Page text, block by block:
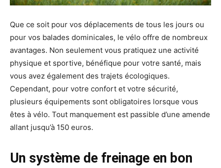
Que ce soit pour vos déplacements de tous les jours ou
pour vos balades dominicales, le vélo offre de nombreux
avantages. Non seulement vous pratiquez une activité
physique et sportive, bénéfique pour votre santé, mais
vous avez également des trajets écologiques.
Cependant, pour votre confort et votre sécurité,
plusieurs équipements sont obligatoires lorsque vous
êtes à vélo. Tout manquement est passible d’une amende
allant jusqu’à 150 euros.
Un système de freinage en bon